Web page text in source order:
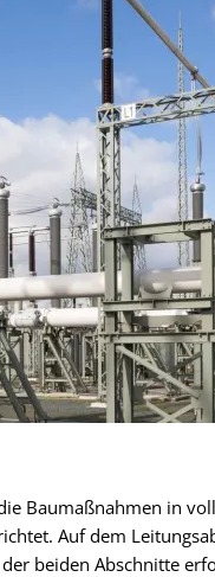
Baumaßnahmen in
Auf dem
beiden Abschnitte